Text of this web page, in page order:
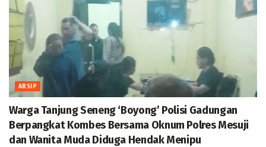
ARSIP
Warga Tanjung Seneng ‘Boyong’ Polisi Gadungan
Berpangkat Kombes Bersama Oknum Polres Mesuji
dan Wanita Muda Diduga Hendak Menipu